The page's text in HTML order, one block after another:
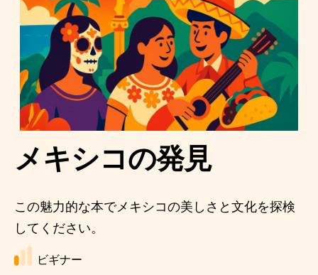
メキシコの発見
この魅力的な本でメキシコの美しさと文化を探検
してください。
ビギナー